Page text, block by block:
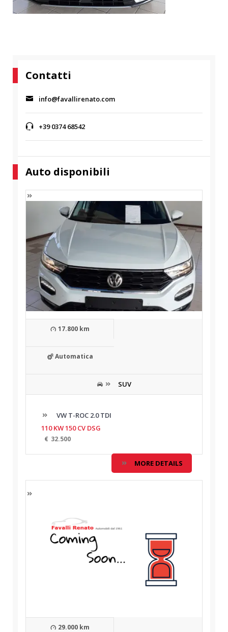
Contatti
info@favallirenato.com
+39 0374 68542
Auto disponibili
17.800 km
Automatica
SUV
VW T-ROC 2.0 TDI
110 KW 150 CV DSG
€ 32.500
MORE DETAILS
29.000 km